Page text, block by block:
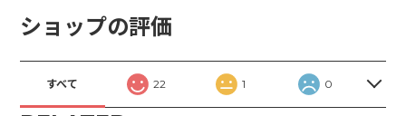
ショップの評価
すべて 22 1 0